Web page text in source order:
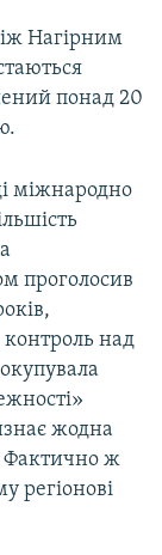
Нагірним
понад 20
міжнародно
проголосив
контроль над
жодна
Фактично ж
регіонові